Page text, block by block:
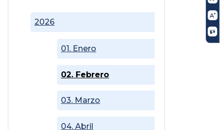
2026
01. Enero
02. Febrero
03. Marzo
04. Abril